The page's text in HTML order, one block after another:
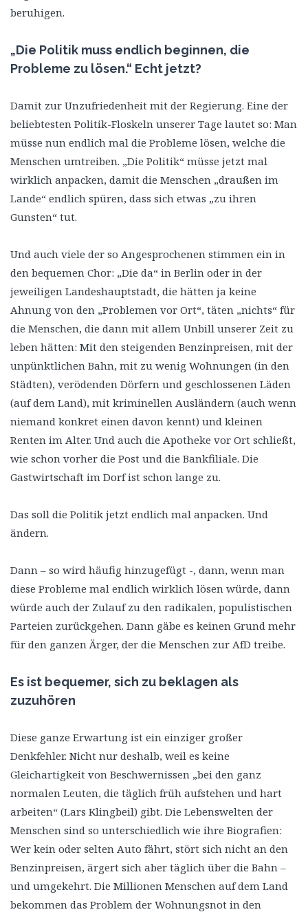
beruhigen.
„Die Politik muss endlich beginnen, die
Probleme zu lösen.“ Echt jetzt?
Damit zur Unzufriedenheit mit der Regierung. Eine der
beliebtesten Politik-Floskeln unserer Tage lautet so: Man
müsse nun endlich mal die Probleme lösen, welche die
Menschen umtreiben. „Die Politik“ müsse jetzt mal
wirklich anpacken, damit die Menschen „draußen im
Lande“ endlich spüren, dass sich etwas „zu ihren
Gunsten“ tut.
Und auch viele der so Angesprochenen stimmen ein in
den bequemen Chor: „Die da“ in Berlin oder in der
jeweiligen Landeshauptstadt, die hätten ja keine
Ahnung von den „Problemen vor Ort“, täten „nichts“ für
die Menschen, die dann mit allem Unbill unserer Zeit zu
leben hätten: Mit den steigenden Benzinpreisen, mit der
unpünktlichen Bahn, mit zu wenig Wohnungen (in den
Städten), verödenden Dörfern und geschlossenen Läden
(auf dem Land), mit kriminellen Ausländern (auch wenn
niemand konkret einen davon kennt) und kleinen
Renten im Alter. Und auch die Apotheke vor Ort schließt,
wie schon vorher die Post und die Bankfiliale. Die
Gastwirtschaft im Dorf ist schon lange zu.
Das soll die Politik jetzt endlich mal anpacken. Und
ändern.
Dann – so wird häufig hinzugefügt -, dann, wenn man
diese Probleme mal endlich wirklich lösen würde, dann
würde auch der Zulauf zu den radikalen, populistischen
Parteien zurückgehen. Dann gäbe es keinen Grund mehr
für den ganzen Ärger, der die Menschen zur AfD treibe.
Es ist bequemer, sich zu beklagen als
zuzuhören
Diese ganze Erwartung ist ein einziger großer
Denkfehler. Nicht nur deshalb, weil es keine
Gleichartigkeit von Beschwernissen „bei den ganz
normalen Leuten, die täglich früh aufstehen und hart
arbeiten“ (Lars Klingbeil) gibt. Die Lebenswelten der
Menschen sind so unterschiedlich wie ihre Biografien:
Wer kein oder selten Auto fährt, stört sich nicht an den
Benzinpreisen, ärgert sich aber täglich über die Bahn –
und umgekehrt. Die Millionen Menschen auf dem Land
bekommen das Problem der Wohnungsnot in den